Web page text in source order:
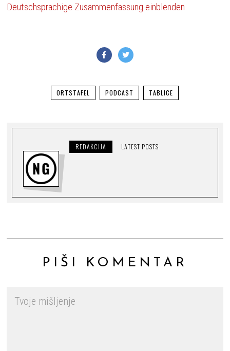
Deutschsprachige Zusammenfassung einblenden
ORTSTAFEL PODCAST TABLICE
REDAKCIJA LATEST POSTS
PIŠI KOMENTAR